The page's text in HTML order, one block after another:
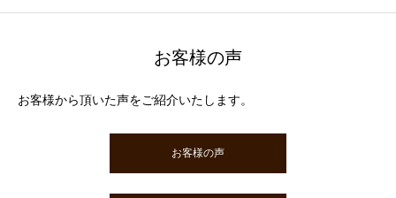
お客様の声
お客様から頂いた声をご紹介いたします。
お客様の声